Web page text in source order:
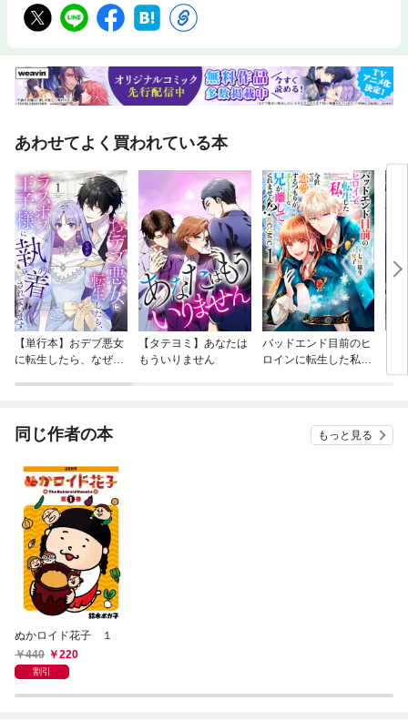
あわせてよく買われている本
【単行本】おデブ悪女
に転生したら、なぜか
【タテヨミ】あなたは
もういりません
バッドエンド目前のヒ
ロインに転生した私、
同じ作者の本 もっと見る
ぬかロイド花子 １
440
220
割引